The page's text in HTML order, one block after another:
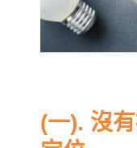
(一). 沒